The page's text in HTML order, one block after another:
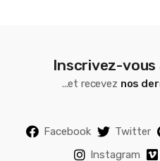
Inscrivez-
...et recevez nos
Facebook Twitter
Instagram